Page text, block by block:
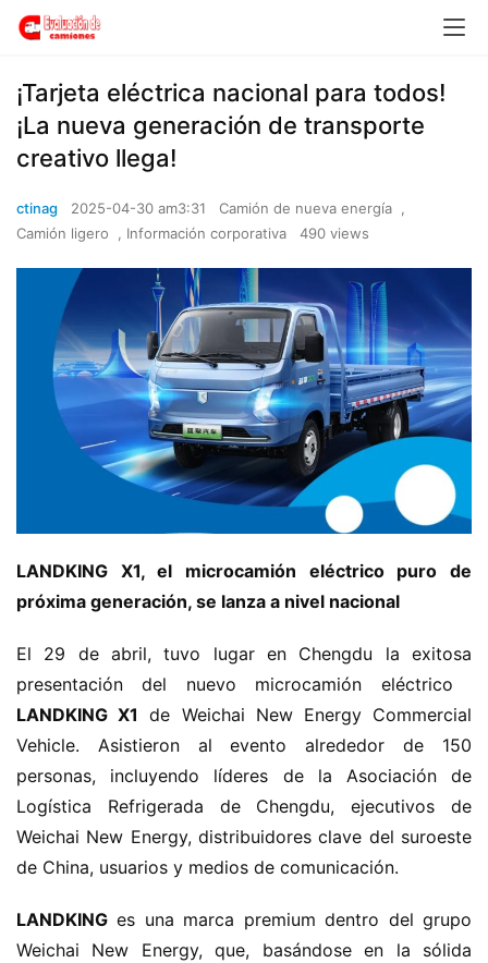
​​¡Tarjeta eléctrica nacional para todos!
¡La nueva generación de transporte
creativo llega!​​
ctinag 2025-04-30 am3:31 Camión de nueva energía
,
Camión ligero
, Información corporativa 490 views
LANDKING X1, el microcamión eléctrico puro de
próxima generación, se lanza a nivel nacional​
El 29 de abril, tuvo lugar en Chengdu la exitosa
presentación del nuevo microcamión eléctrico ​
LANDKING X1​ ​ de Weichai New Energy Commercial
Vehicle. Asistieron al evento alrededor de 150
personas, incluyendo líderes de la Asociación de
Logística Refrigerada de Chengdu, ejecutivos de
Weichai New Energy, distribuidores clave del suroeste
de China, usuarios y medios de comunicación.
​LANDKING​ ​ es una marca premium dentro del grupo
Weichai New Energy, que, basándose en la sólida